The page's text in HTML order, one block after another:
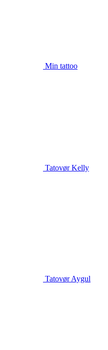
Min tattoo
Tatovør Kelly
Tatovør Aygul